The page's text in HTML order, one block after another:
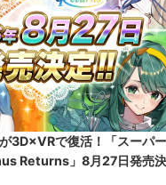
3D×VRで復活！「スーパー
Returns」8月27日発売決